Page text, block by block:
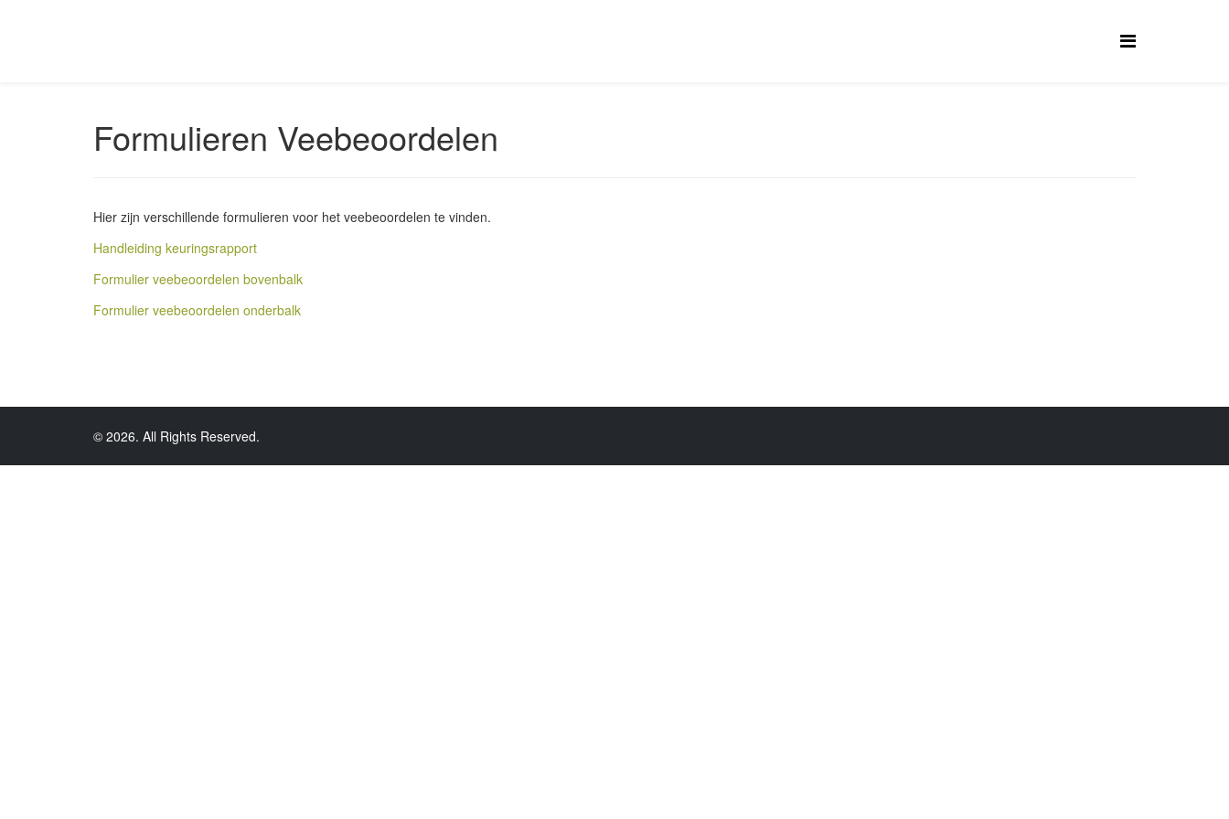
Formulieren Veebeoordelen
Hier zijn verschillende formulieren voor het veebeoordelen te vinden.
Handleiding keuringsrapport
Formulier veebeoordelen bovenbalk
Formulier veebeoordelen onderbalk
© 2026. All Rights Reserved.